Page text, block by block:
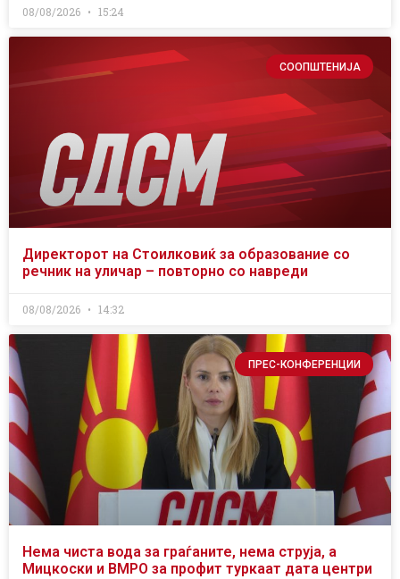
08/08/2026 15:24
СООПШТЕНИЈА
Директорот на Стоилковиќ за образование со
речник на уличар – повторно со навреди
08/08/2026 14:32
ПРЕС-КОНФЕРЕНЦИИ
Нема чиста вода за граѓаните, нема струја, а
Мицкоски и ВМРО за профит туркаат дата центри